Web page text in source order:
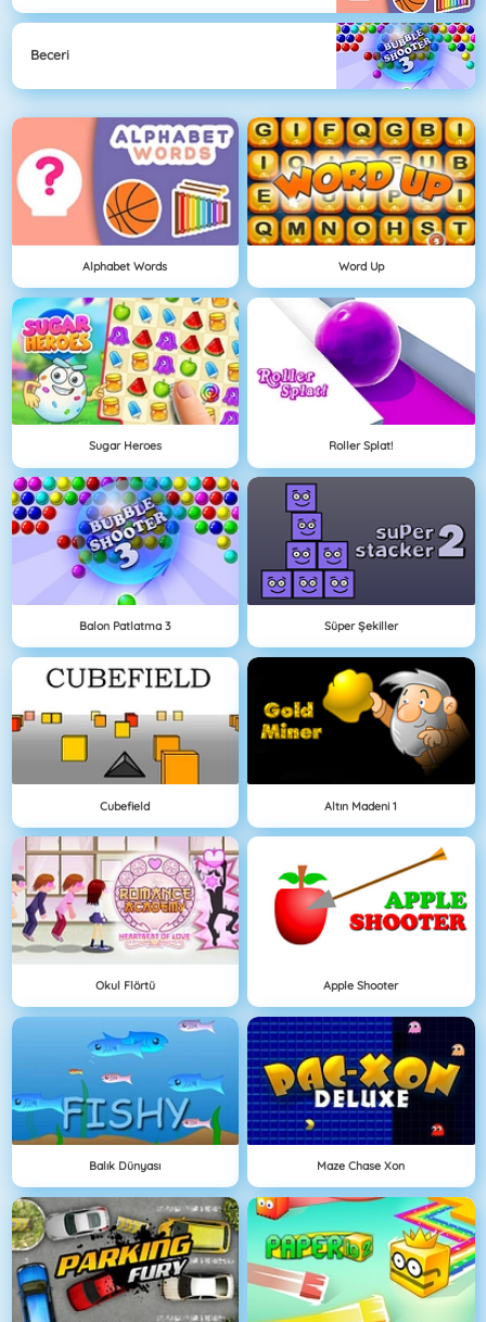
Beceri
Alphabet Words Word Up
Sugar Heroes Roller Splat!
Balon Patlatma 3 Süper Şekiller
Cubefield Altın Madeni 1
Okul Flörtü Apple Shooter
Balık Dünyası Maze Chase Xon